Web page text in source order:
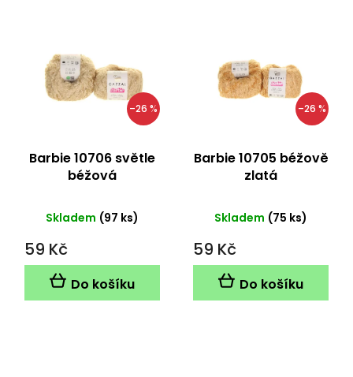
–26 %
Barbie 10706 světle
béžová
Skladem (97 ks)
59 Kč
Do košíku
–26 %
Barbie 10705 béžově
zlatá
Skladem (75 ks)
59 Kč
Do košíku